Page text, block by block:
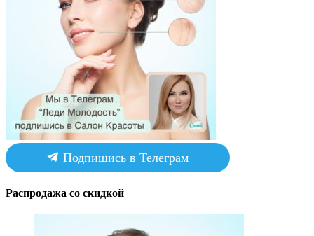
Подпишись в Телеграм
Распродажа со скидкой